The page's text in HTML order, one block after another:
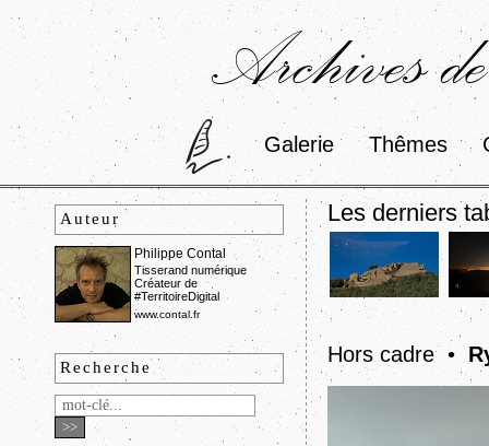
Archives
Galerie Thêmes
Auteur
Philippe Contal
Tisserand numérique
Créateur de
#TerritoireDigital
www.contal.fr
Recherche
Les derniers
Hors cadre •